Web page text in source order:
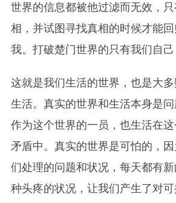
世界的信息都被他过滤而无效，
相，并试图寻找真相的时候才能
我。打破楚门世界的只有我们自己
这就是我们生活的世界，也是大
生活。真实的世界和生活本身是
作为这个世界的一员，也生活在
矛盾中。真实的世界是可怕的，
们处理的问题和状况，每天都有
种头疼的状况，让我们产生了对可